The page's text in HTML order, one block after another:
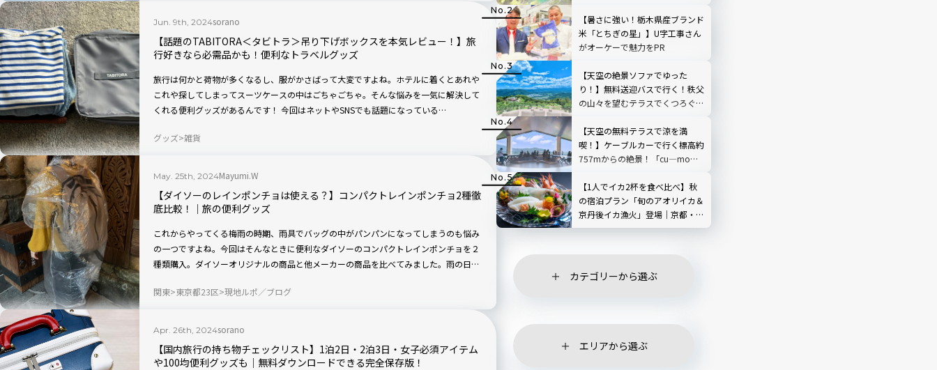
Jun. 9th, 2024sorano
【話題のTABITORA＜タビトラ＞吊り下げボックスを本気レビュー！】旅
行好きなら必需品かも！便利なトラベルグッズ
旅行は何かと荷物が多くなるし、服がかさばって大変ですよね。ホテルに着くとあれや
これや探してしまってスーツケースの中はごちゃごちゃ。そんな悩みを一気に解決して
くれる便利グッズがあるんです！ 今回はネットやSNSでも話題になっている
グッズ 雑貨
May. 25th, 2024Mayumi.W
【ダイソーのレインポンチョは使える？】コンパクトレインポンチョ2種徹
底比較！｜旅の便利グッズ
これからやってくる梅雨の時期、雨具でバッグの中がパンパンになってしまうのも悩み
の一つですよね。今回はそんなときに便利なダイソーのコンパクトレインポンチョを２
種類購入。ダイソーオリジナルの商品と他メーカーの商品を比べてみました。雨の日の
ーもご紹介しますよ〜。
関東 東京都23区 現地ルポ／ブログ
Apr. 26th, 2024sorano
【国内旅行の持ち物チェックリスト】1泊2日・2泊3日・女子必須アイテム
や100均便利グッズも｜無料ダウンロードできる完全保存版！
【暑さに強い！栃木県産ブランド
米「とちぎの星」】U字工事さん
がオーケーで魅力をPR
【天空の絶景ソファでゆった
り！】無料送迎バスで行く！秩父
の山々を望むテラスでくつろぐ
レビュー｜埼玉県
【天空の無料テラスで涼を満
喫！】ケーブルカーで行く標高約
757mからの絶景！「cu―mo箱
【1人でイカ2杯を食べ比べ】秋
の宿泊プラン「旬のアオリイカ＆
京丹後イカ漁火」登場｜京都・夕
日ヶ浦温泉 海舟
カテゴリーから選ぶ
エリアから選ぶ